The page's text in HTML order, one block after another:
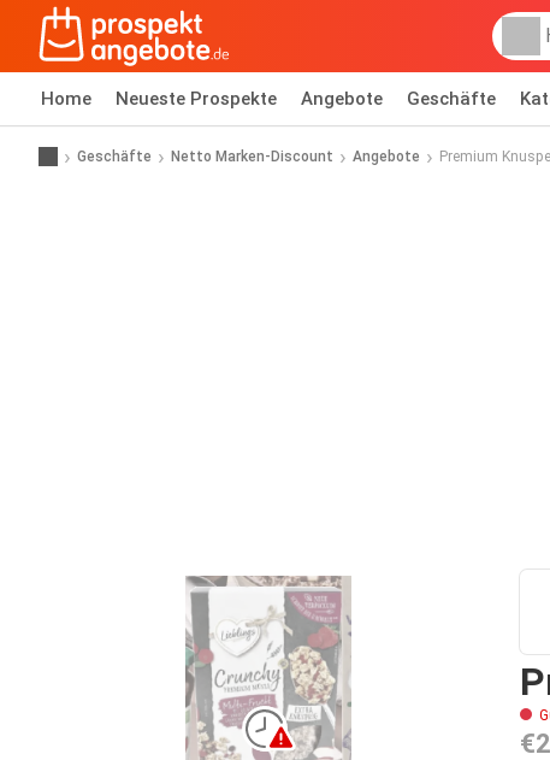
Home Neueste Prospekte Angebote Geschäfte
Geschäfte Netto Marken-Discount Angebote Premium